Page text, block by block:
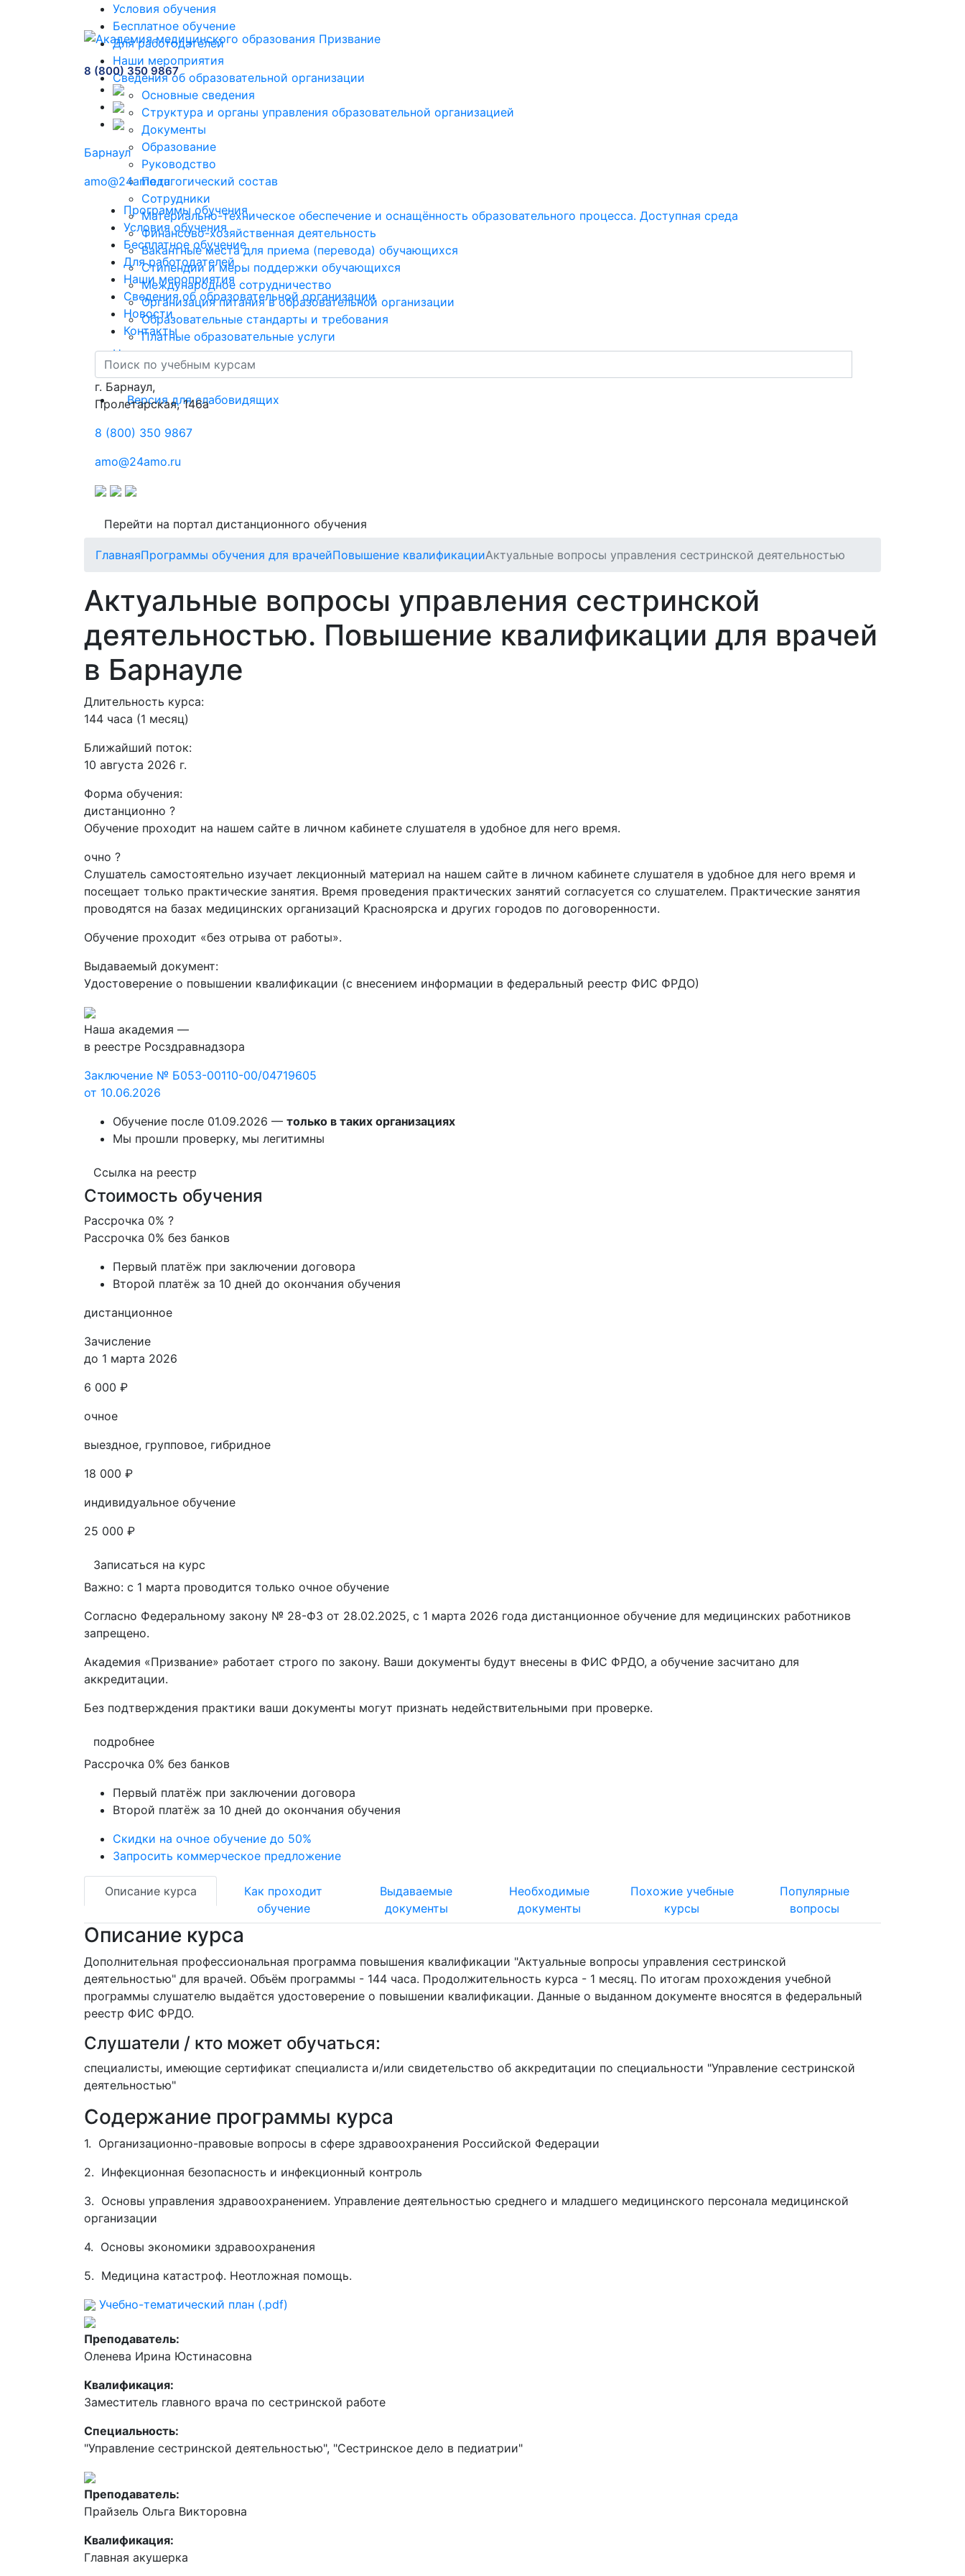
Условия обучения
Бесплатное обучение
Для работодателей
Наши мероприятия
Сведения об образовательной организации
Основные сведения
Структура и органы управления образовательной организацией
Документы
Образование
Руководство
Педагогический состав
Сотрудники
Материально-техническое обеспечение и оснащённость образовательного процесса. Доступная среда
Финансово-хозяйственная деятельность
Вакантные места для приема (перевода) обучающихся
Стипендии и меры поддержки обучающихся
Международное сотрудничество
Организация питания в образовательной организации
Образовательные стандарты и требования
Платные образовательные услуги
Новости
Контакты
Версия для слабовидящих
8 (800) 350 9867
Барнаул
amo@24amo.ru
Программы обучения
Условия обучения
Бесплатное обучение
Для работодателей
Наши мероприятия
Сведения об образовательной организации
Новости
Контакты
г. Барнаул,
​Пролетарская, 146а
8 (800) 350 9867
amo@24amo.ru
Перейти на портал дистанционного обучения
ГлавнаяПрограммы обучения для врачейПовышение квалификацииАктуальные вопросы управления сестринской деятельностью
Актуальные вопросы управления сестринской
деятельностью. Повышение квалификации для врачей
в Барнауле
Длительность курса:
144 часа (1 месяц)
Ближайший поток:
10 августа 2026 г.
Форма обучения:
дистанционно ?
Обучение проходит на нашем сайте в личном кабинете слушателя в удобное для него время.
очно ?
Слушатель самостоятельно изучает лекционный материал на нашем сайте в личном кабинете слушателя в удобное для него время и
посещает только практические занятия. Время проведения практических занятий согласуется со слушателем. Практические занятия
проводятся на базах медицинских организаций Красноярска и других городов по договоренности.
Обучение проходит «без отрыва от работы».
Выдаваемый документ:
Удостоверение о повышении квалификации (с внесением информации в федеральный реестр ФИС ФРДО)
Наша академия —
в реестре Росздравнадзора
Заключение № Б053-00110-00/04719605
от 10.06.2026
Обучение после 01.09.2026 — только в таких организациях
Мы прошли проверку, мы легитимны
Ссылка на реестр
Стоимость обучения
Рассрочка 0% ?
Рассрочка 0% без банков
Первый платёж при заключении договора
Второй платёж за 10 дней до окончания обучения
дистанционное
Зачисление
до 1 марта 2026
6 000 ₽
очное
выездное, групповое, гибридное
18 000 ₽
индивидуальное обучение
25 000 ₽
Записаться на курс
Важно: с 1 марта проводится только очное обучение
Согласно Федеральному закону № 28-ФЗ от 28.02.2025, с 1 марта 2026 года дистанционное обучение для медицинских работников
запрещено.
Академия «Призвание» работает строго по закону. Ваши документы будут внесены в ФИС ФРДО, а обучение засчитано для
аккредитации.
Без подтверждения практики ваши документы могут признать недействительными при проверке.
подробнее
Рассрочка 0% без банков
Первый платёж при заключении договора
Второй платёж за 10 дней до окончания обучения
Скидки на очное обучение до 50%
Запросить коммерческое предложение
Описание курса
Как проходит
обучение
Выдаваемые
документы
Необходимые
документы
Похожие учебные
курсы
Популярные
вопросы
Описание курса
Дополнительная профессиональная программа повышения квалификации "Актуальные вопросы управления сестринской
деятельностью" для врачей. Объём программы - 144 часа. Продолжительность курса - 1 месяц. По итогам прохождения учебной
программы слушателю выдаётся удостоверение о повышении квалификации. Данные о выданном документе вносятся в федеральный
реестр ФИС ФРДО.
Слушатели / кто может обучаться:
специалисты, имеющие сертификат специалиста и/или свидетельство об аккредитации по специальности "Управление сестринской
деятельностью"
Содержание программы курса
1. Организационно-правовые вопросы в сфере здравоохранения Российской Федерации
2. Инфекционная безопасность и инфекционный контроль
3. Основы управления здравоохранением. Управление деятельностью среднего и младшего медицинского персонала медицинской
организации
4. Основы экономики здравоохранения
5. Медицина катастроф. Неотложная помощь.
Учебно-тематический план (.pdf)
Преподаватель:
Оленева Ирина Юстинасовна
Квалификация:
Заместитель главного врача по сестринской работе
Специальность:
"Управление сестринской деятельностью", "Сестринское дело в педиатрии"
Преподаватель:
Прайзель Ольга Викторовна
Квалификация:
Главная акушерка